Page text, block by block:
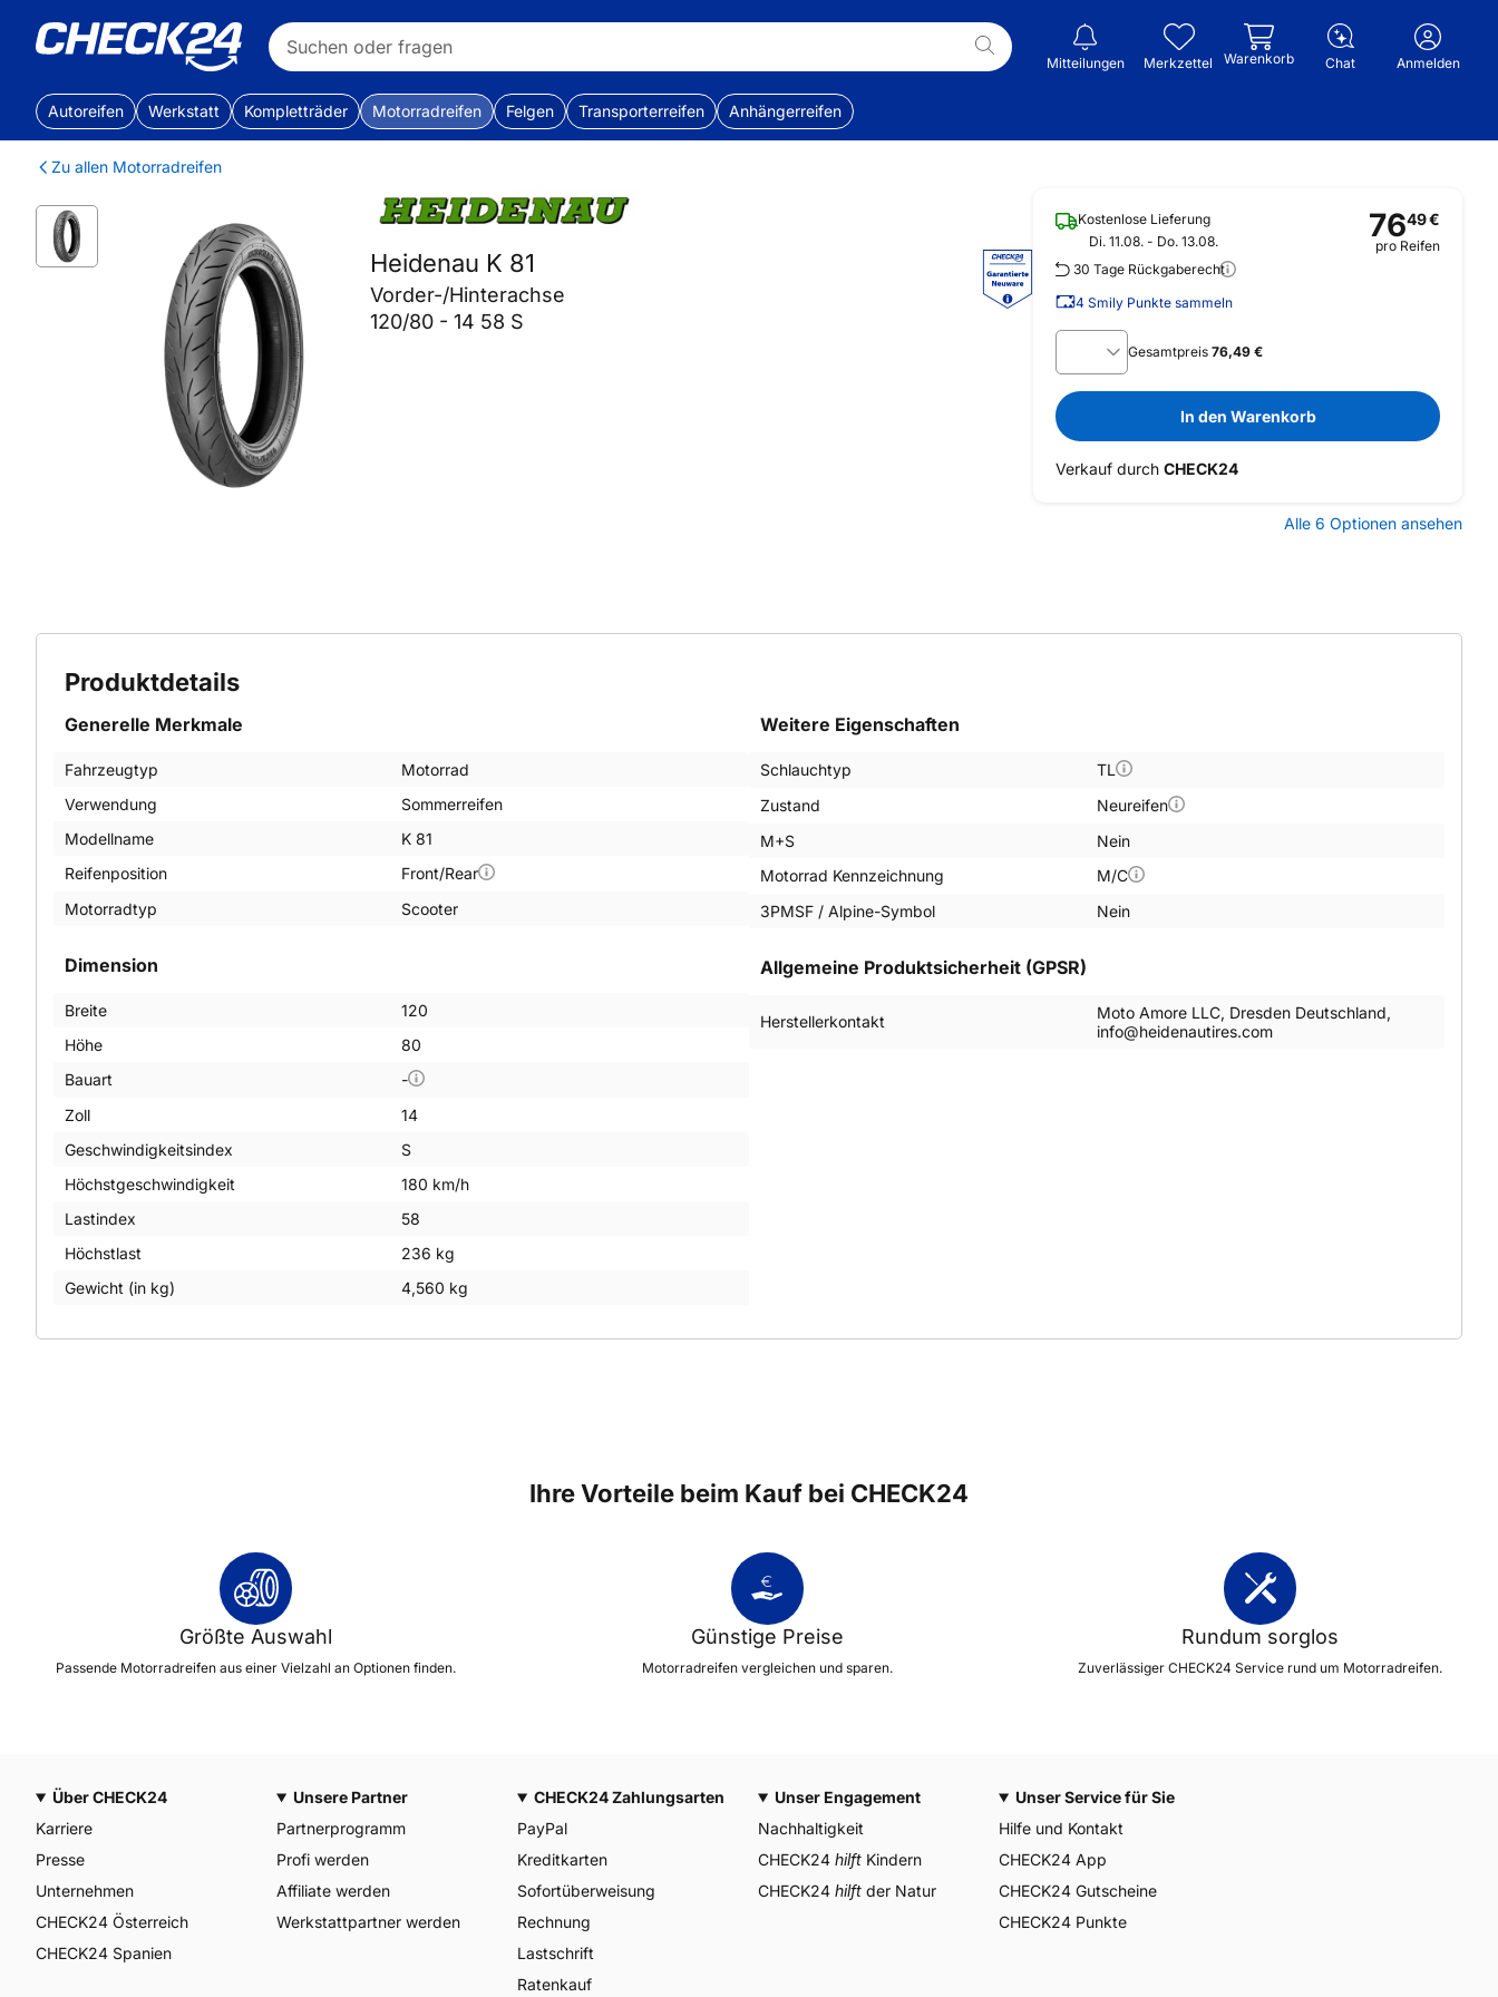
Mitteilungen Merkzettel Warenkorb Chat Anmelden
Autoreifen Werkstatt Kompletträder Motorradreifen Felgen Transporterreifen Anhängerreifen
Zu allen Motorradreifen
Heidenau K 81
Vorder-/Hinterachse
120/80 - 14 58 S
Kostenlose Lieferung
Di. 11.08. - Do. 13.08.
30 Tage Rückgaberecht
4 Smily Punkte sammeln
7649€
pro Reifen
Gesamtpreis 76,49 €
In den Warenkorb
Verkauf durch CHECK24
Alle 6 Optionen ansehen
Produktdetails
Dimension
Breite
120
Höhe
80
Bauart
-
Zoll
14
Geschwindigkeitsindex
S
Höchstgeschwindigkeit
180 km/h
Lastindex
58
Höchstlast
236 kg
Gewicht (in kg)
4,560 kg
Generelle Merkmale
Fahrzeugtyp
Motorrad
Verwendung
Sommerreifen
Modellname
K 81
Reifenposition
Front/Rear
Motorradtyp
Scooter
Weitere Eigenschaften
Schlauchtyp
TL
Zustand
Neureifen
M+S
Nein
Motorrad Kennzeichnung
M/C
3PMSF / Alpine-Symbol
Nein
Allgemeine Produktsicherheit (GPSR)
Herstellerkontakt
Moto Amore LLC, Dresden Deutschland,
info@heidenautires.com
Ihre Vorteile beim Kauf bei CHECK24
Größte Auswahl
Passende Motorradreifen aus einer Vielzahl an Optionen finden.
Günstige Preise
Motorradreifen vergleichen und sparen.
Rundum sorglos
Zuverlässiger CHECK24 Service rund um Motorradreifen.
Über CHECK24
Karriere
Presse
Unternehmen
CHECK24 Österreich
CHECK24 Spanien
Unsere Partner
Partnerprogramm
Profi werden
Affiliate werden
Werkstattpartner werden
CHECK24 Zahlungsarten
PayPal
Kreditkarten
Sofortüberweisung
Rechnung
Lastschrift
Ratenkauf
Unser Engagement
Nachhaltigkeit
CHECK24 hilft Kindern
CHECK24 hilft der Natur
Unser Service für Sie
Hilfe und Kontakt
CHECK24 App
CHECK24 Gutscheine
CHECK24 Punkte